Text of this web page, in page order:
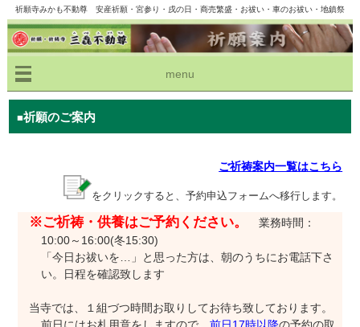
祈願寺みかも不動尊 安産祈願・宮参り・戌の日・商売繁盛・お祓い・車のお祓い・地鎮祭
menu
祈願のご案内
ご祈祷案内一覧はこちら
をクリックすると、予約申込フォームへ移行します。
※ご祈祷・供養はご予約ください。
業務時間：
10:00～16:00(冬15:30)
「今日お祓いを…」と思った方は、朝のうちにお電話下さ
い。日程を確認致します
当寺では、１組づつ時間お取りしてお待ち致しております。
前日にはお札用意をしますので、 前日17時以降の予約の取